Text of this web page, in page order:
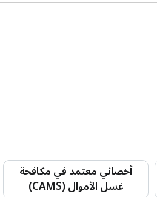
أخصائي معتمد في مكافحة
غسل الأموال (CAMS)